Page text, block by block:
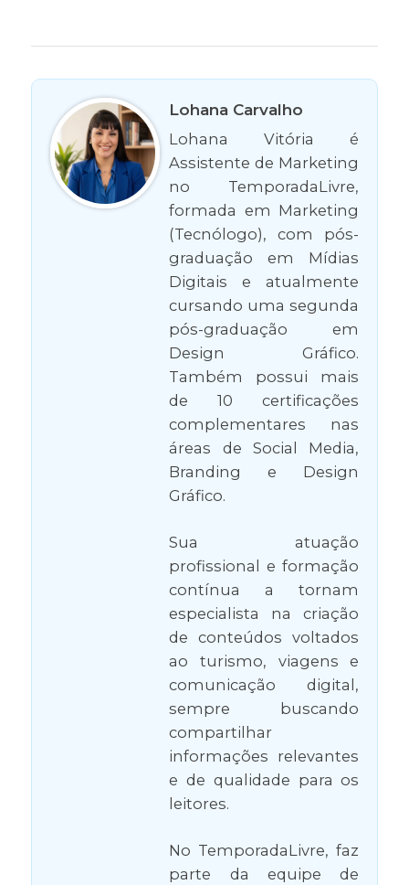
Lohana Carvalho
Lohana Vitória é
Assistente de Marketing
no TemporadaLivre,
formada em Marketing
(Tecnólogo), com pós-
graduação em Mídias
Digitais e atualmente
cursando uma segunda
pós-graduação em
Design Gráfico.
Também possui mais
de 10 certificações
complementares nas
áreas de Social Media,
Branding e Design
Gráfico.
Sua atuação
profissional e formação
contínua a tornam
especialista na criação
de conteúdos voltados
ao turismo, viagens e
comunicação digital,
sempre buscando
compartilhar
informações relevantes
e de qualidade para os
leitores.
No TemporadaLivre, faz
parte da equipe de